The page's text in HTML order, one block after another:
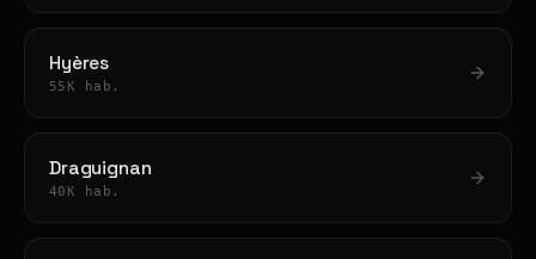
Hyères
55K hab.
Draguignan
40K hab.